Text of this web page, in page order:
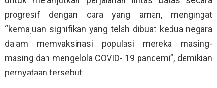
progresif dengan cara yang aman, mengingat
“kemajuan signifikan yang telah dibuat kedua negara
dalam memvaksinasi populasi mereka masing-
masing dan mengelola COVID- 19 pandemi”, demikian
pernyataan tersebut.